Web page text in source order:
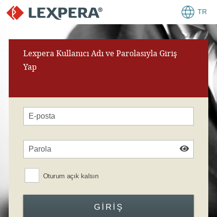
TR
Lexpera Kullanıcı Adı ve Parolasıyla Giriş
Yap
Oturum açık kalsın
GIRIŞ